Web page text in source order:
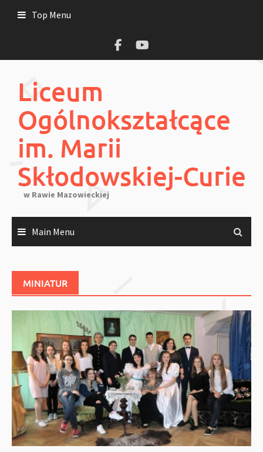
Top Menu
Liceum
Ogólnokształcące
im. Marii
Skłodowskiej-Curie
w Rawie Mazowieckiej
Main Menu
MINIATUR